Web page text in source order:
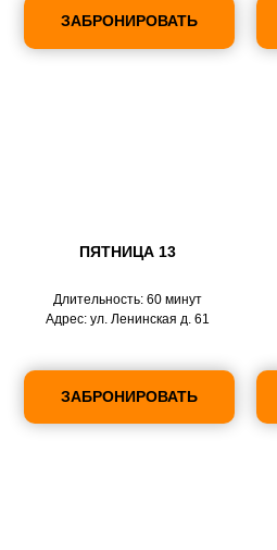
ЗАБРОНИРОВАТЬ
ПЯТНИЦА 13
Длительность: 60 минут
Адрес: ул. Ленинская д. 61
ЗАБРОНИРОВАТЬ